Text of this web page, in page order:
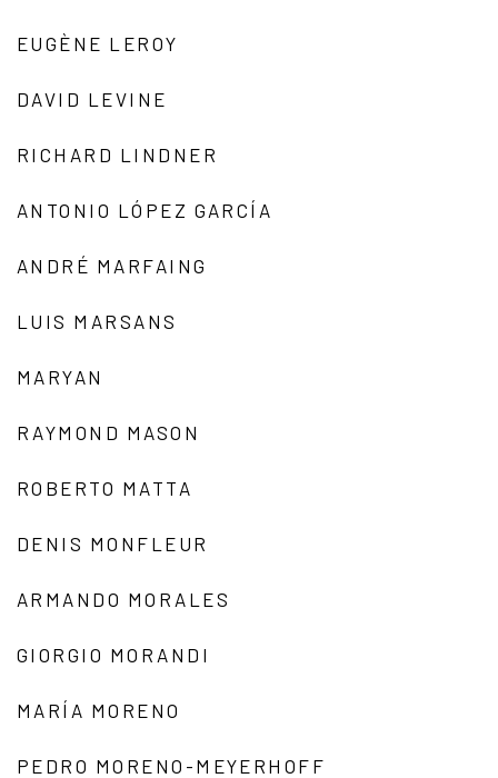
EUGÈNE LEROY
DAVID LEVINE
RICHARD LINDNER
ANTONIO LÓPEZ GARCÍA
ANDRÉ MARFAING
LUIS MARSANS
MARYAN
RAYMOND MASON
ROBERTO MATTA
DENIS MONFLEUR
ARMANDO MORALES
GIORGIO MORANDI
MARÍA MORENO
PEDRO MORENO-MEYERHOFF